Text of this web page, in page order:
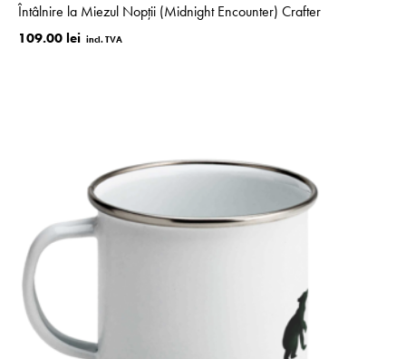
Întâlnire la Miezul Nopții (Midnight Encounter) Crafter
109.00 lei